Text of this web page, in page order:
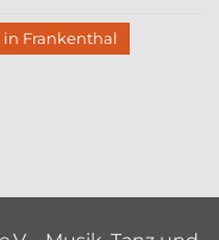
in Frankenthal